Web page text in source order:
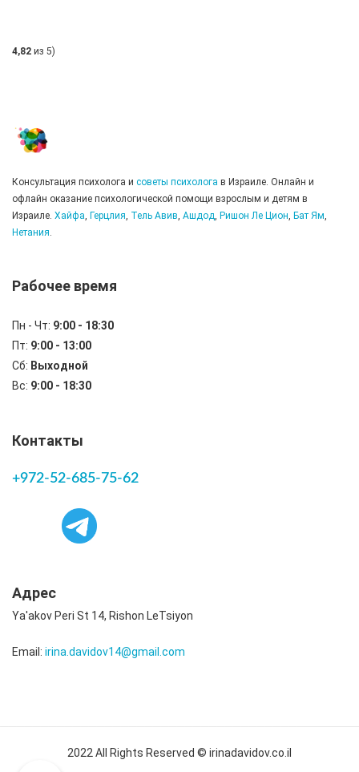
4,82 из 5)
Консультация психолога и советы психолога в Израиле. Онлайн и
офлайн оказание психологической помощи взрослым и детям в
Израиле. Хайфа, Герцлия, Тель Авив, Ашдод, Ришон Ле Цион, Бат Ям,
Нетания.
Рабочее время
Пн - Чт: 9:00 - 18:30
Пт: 9:00 - 13:00
Сб: Выходной
Вс: 9:00 - 18:30
Контакты
+972-52-685-75-62
Адрес
Ya'akov Peri St 14, Rishon LeTsiyon
Email: irina.davidov14@gmail.com
2022 All Rights Reserved © irinadavidov.co.il